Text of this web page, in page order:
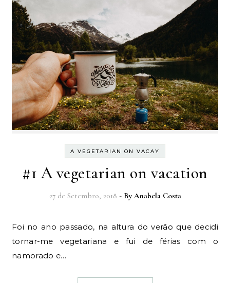
A VEGETARIAN ON VACAY
#1 A vegetarian on vacation
27 de Setembro, 2018 - By Anabela Costa
Foi no ano passado, na altura do verão que decidi
tornar-me vegetariana e fui de férias com o
namorado e…